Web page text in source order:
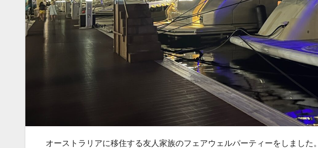
オーストラリアに移住する友人家族のフェアウェルパーティーをしました。